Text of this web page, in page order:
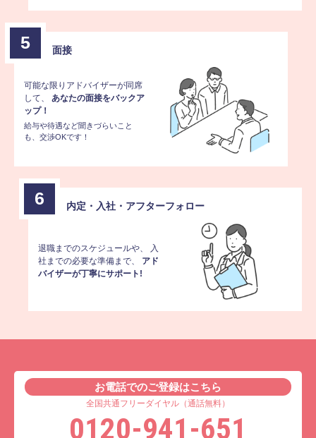
5 面接
可能な限りアドバイザーが同席
して、
あなたの面接をバックア
ップ！
給与や待遇など聞きづらいこと
も、交渉OKです！
6 内定・入社・ アフターフォロー
退職までのスケジュールや、
入
社までの必要な準備まで、
アド
バイザーが丁寧にサポート!
お電話でのご登録はこちら
全国共通フリーダイヤル（通話無料）
0120-941-651